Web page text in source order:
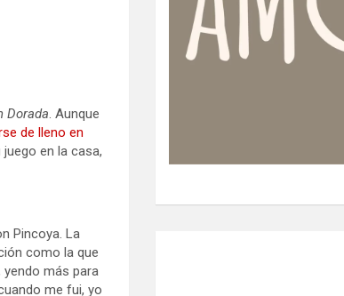
Dorada. Aunque
de lleno en
en la casa,
Pincoya. La
como la que
yendo más para
me fui, yo